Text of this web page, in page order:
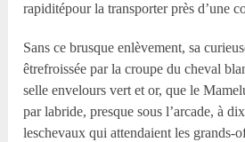
rapiditépour la transporter près d’une
Sans ce brusque enlèvement, sa
êtrefroissée par la croupe du cheval
selle envelours vert et or, que le
par labride, presque sous l’arcade, à
leschevaux qui attendaient les grands-